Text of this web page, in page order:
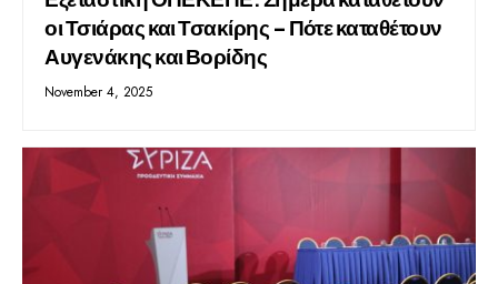
οι Τσιάρας και Τσακίρης – Πότε καταθέτουν
Αυγενάκης και Βορίδης
November 4, 2025